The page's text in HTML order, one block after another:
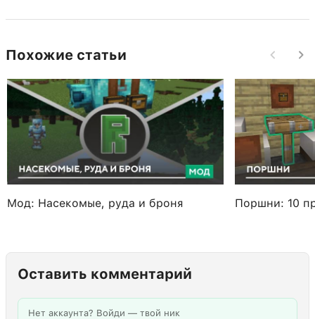
Похожие статьи
Мод: Насекомые, руда и броня Поршни: 10
Оставить комментарий
Нет аккаунта? Войди — твой ник